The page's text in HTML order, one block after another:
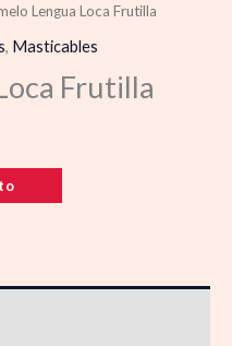
Lengua Loca Frutilla
, Masticables
Frutilla